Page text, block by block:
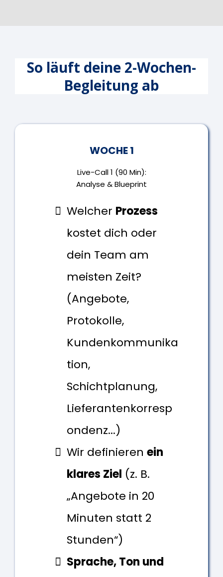
So läuft deine 2-Wochen-
Begleitung ab
WOCHE 1
Live-Call 1 (90 Min):
Analyse & Blueprint
Welcher Prozess
kostet dich oder
dein Team am
meisten Zeit?
(Angebote,
Protokolle,
Kundenkommunika
tion,
Schichtplanung,
Lieferantenkorresp
ondenz...)
Wir definieren ein
klares Ziel (z. B.
„Angebote in 20
Minuten statt 2
Stunden“)
Sprache, Ton und